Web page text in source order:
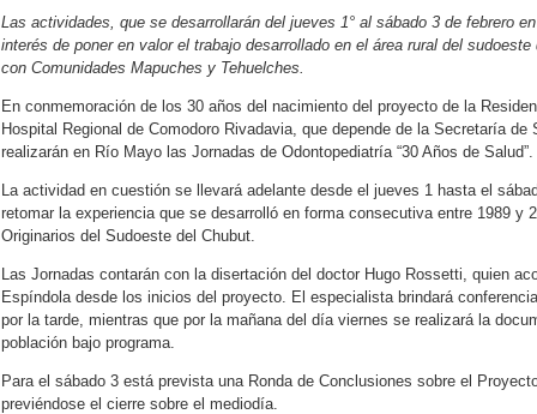
Las actividades, que se desarrollarán del jueves 1° al sábado 3 de febrero
interés de poner en valor el trabajo desarrollado en el área rural del
con Comunidades Mapuches y Tehuelches.
En conmemoración de los 30 años del nacimiento del proyecto de la
Hospital Regional de Comodoro Rivadavia, que depende de la Secretaría de
realizarán en Río Mayo las Jornadas de Odontopediatría “30 Años de Salud”.
La actividad en cuestión se llevará adelante desde el jueves 1 hasta el
retomar la experiencia que se desarrolló en forma consecutiva entre 1989 y
Originarios del Sudoeste del Chubut.
Las Jornadas contarán con la disertación del doctor Hugo Rossetti, quien
Espíndola desde los inicios del proyecto. El especialista brindará
por la tarde, mientras que por la mañana del día viernes se realizará la
población bajo programa.
Para el sábado 3 está prevista una Ronda de Conclusiones sobre el
previéndose el cierre sobre el mediodía.